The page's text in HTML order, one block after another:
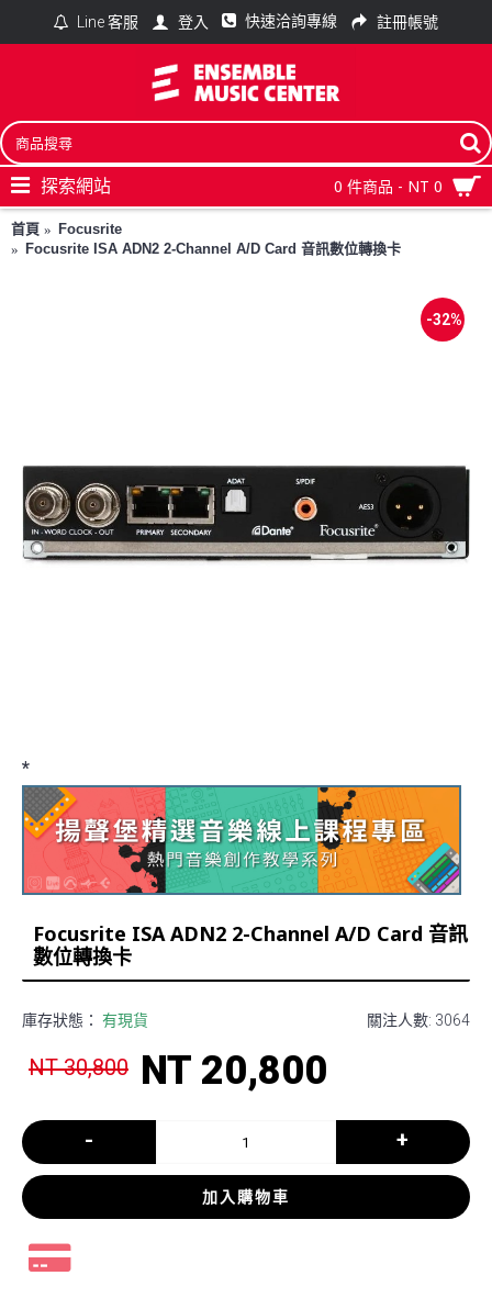
Line 客服 登入 快速洽詢專線 註冊帳號
0 件商品 - NT 0
探索網站
首頁
Focusrite
Focusrite ISA ADN2 2-Channel A/D Card 音訊數位轉換卡
-32%
*
Focusrite ISA ADN2 2-Channel A/D Card 音訊
數位轉換卡
關注人數: 3064
庫存狀態： 有現貨
NT 30,800 NT 20,800
- +
加入購物車